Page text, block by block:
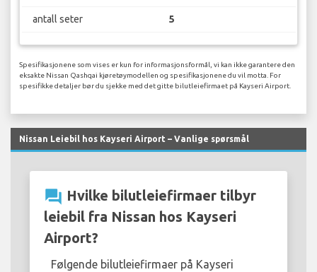
antall seter 5
Spesifikasjonene som vises er kun for informasjonsformål, vi kan ikke garantere den
eksakte Nissan Qashqai kjøretøymodellen og spesifikasjonene du vil motta. For
spesifikke detaljer bør du sjekke med det gitte bilutleiefirmaet på Kayseri Airport.
Nissan Leiebil hos Kayseri Airport – Vanlige spørsmål
question_answer Hvilke bilutleiefirmaer tilbyr
leiebil fra Nissan hos Kayseri
Airport?
Følgende bilutleiefirmaer på Kayseri